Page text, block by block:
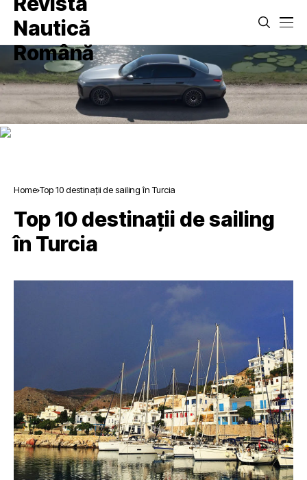
Home Top 10 destinații de sailing în Turcia
Top 10 destinații de sailing
în Turcia